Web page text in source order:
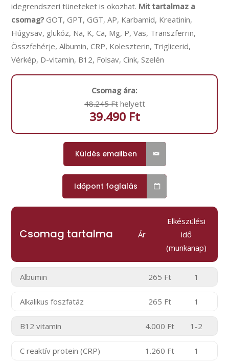
idegrendszeri tüneteket is okozhat. Mit tartalmaz a
csomag? GOT, GPT, GGT, AP, Karbamid, Kreatinin,
Húgysav, glükóz, Na, K, Ca, Mg, P, Vas, Transzferrin,
Összfehérje, Albumin, CRP, Koleszterin, Triglicerid,
Vérkép, D-vitamin, B12, Folsav, Cink, Szelén
Csomag ára:
48.245 Fthelyett
39.490 Ft
Küldés emailben
Időpont foglalás
Csomag tartalma Ár
Elkészülési
idő
(munkanap)
Albumin 265 Ft 1
Alkalikus foszfatáz 265 Ft 1
B12 vitamin 4.000 Ft 1-2
C reaktív protein (CRP) 1.260 Ft 1